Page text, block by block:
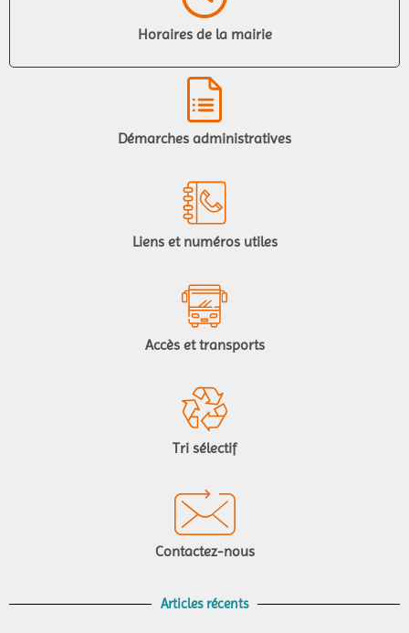
Horaires de la mairie
Démarches administratives
Liens et numéros utiles
Accès et transports
Tri sélectif
Contactez-nous
Articles récents